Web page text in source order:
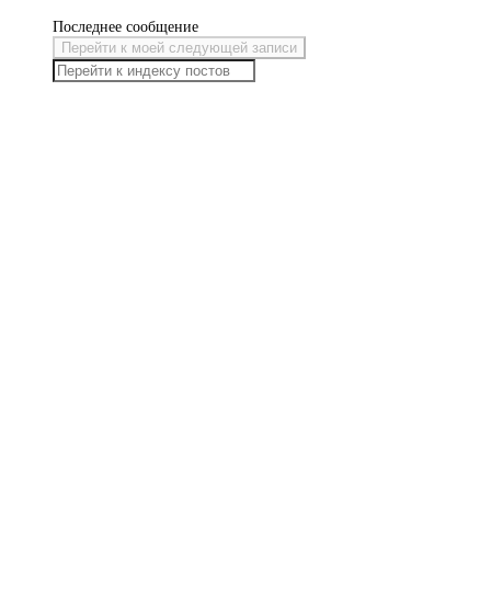
Последнее сообщение
Перейти к моей следующей записи